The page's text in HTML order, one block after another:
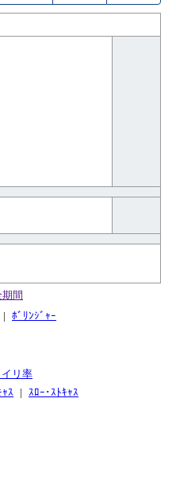
期間
| ﾎﾞﾘﾝｼﾞｬｰ
イリ率
ｬｽ | ｽﾛｰ･ｽﾄｷｬｽ